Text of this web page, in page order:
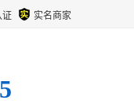
证 实名商家